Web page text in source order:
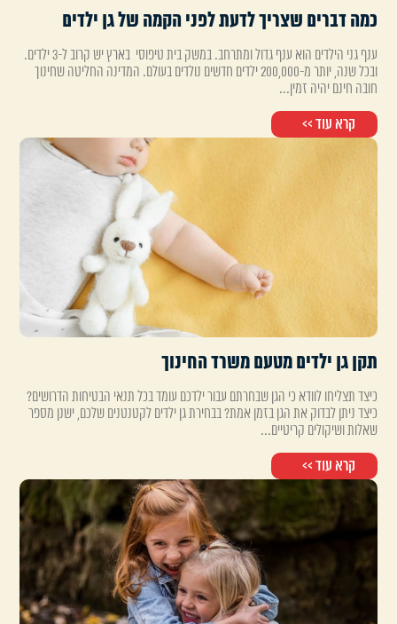
כמה דברים שצריך לדעת לפני הקמה של גן ילדים
ענף גני הילדים הוא ענף גדול ומתרחב. במשק בית טיפוסי בארץ יש קרוב ל-3 ילדים.
ובכל שנה, יותר מ-200,000 ילדים חדשים נולדים בעולם. המדינה החליטה שחינוך
חובה חינם יהיה זמין...
קרא עוד >>
תקן גן ילדים מטעם משרד החינוך
כיצד תצליחו לוודא כי הגן שבחרתם עבור ילדכם עומד בכל תנאי הבטיחות הדרושים?
כיצד ניתן לבדוק את הגן בזמן אמת? בבחירת גן ילדים לקטנטנים שלכם, ישנן מספר
שאלות ושיקולים קריטיים...
קרא עוד >>